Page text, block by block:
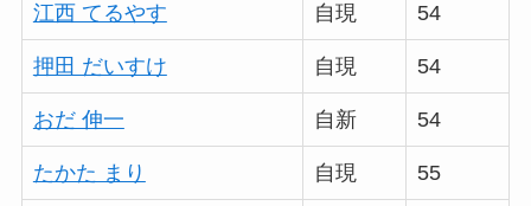
江西 てるやす 自現 54
押田 だいすけ 自現 54
おだ 伸一 自新 54
たかた まり 自現 55